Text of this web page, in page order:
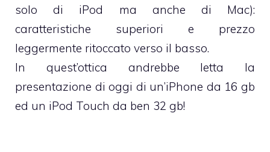
solo di iPod ma anche di Mac):
caratteristiche superiori e prezzo
leggermente ritoccato verso il basso.
In quest’ottica andrebbe letta la
presentazione di oggi di un’iPhone da 16 gb
ed un iPod Touch da ben 32 gb!